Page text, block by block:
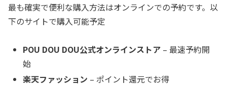
最も確実で便利な購入方法はオンラインでの予約です。以
下のサイトで購入可能予定
POU DOU DOU公式オンラインストア – 最速予約開
始
楽天ファッション – ポイント還元でお得